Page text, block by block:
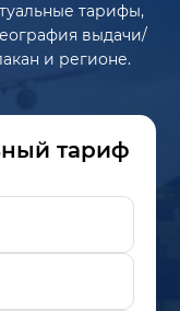
тарифы,
выдачи/
и регионе.
тариф